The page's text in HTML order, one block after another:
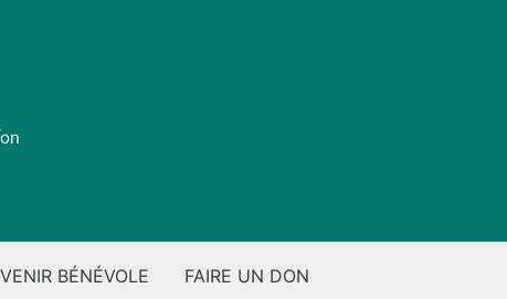
BÉNÉVOLE FAIRE UN DON